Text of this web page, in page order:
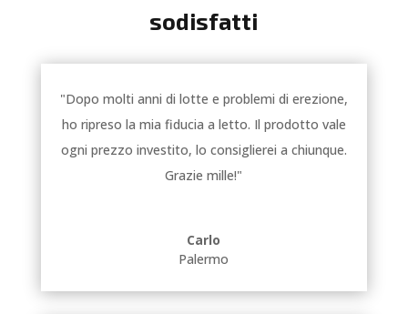
sodisfatti
"Dopo molti anni di lotte e problemi di erezione,
ho ripreso la mia fiducia a letto. Il prodotto vale
ogni prezzo investito, lo consiglierei a chiunque.
Grazie mille!"
Carlo
Palermo